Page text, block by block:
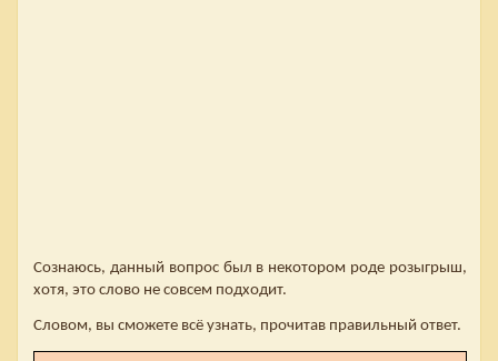
Сознаюсь, данный вопрос был в некотором роде розыгрыш,
хотя, это слово не совсем подходит.
Словом, вы сможете всё узнать, прочитав правильный ответ.